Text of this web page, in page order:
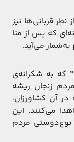
نظر قربانی‌ها نیز
که پس از منا
به‌شمار می‌آید.
که به شکرانه‌ی
زنجان ریشه
آن کشاورزان،
می‌کنند. این
نوع‌دوستی مردم